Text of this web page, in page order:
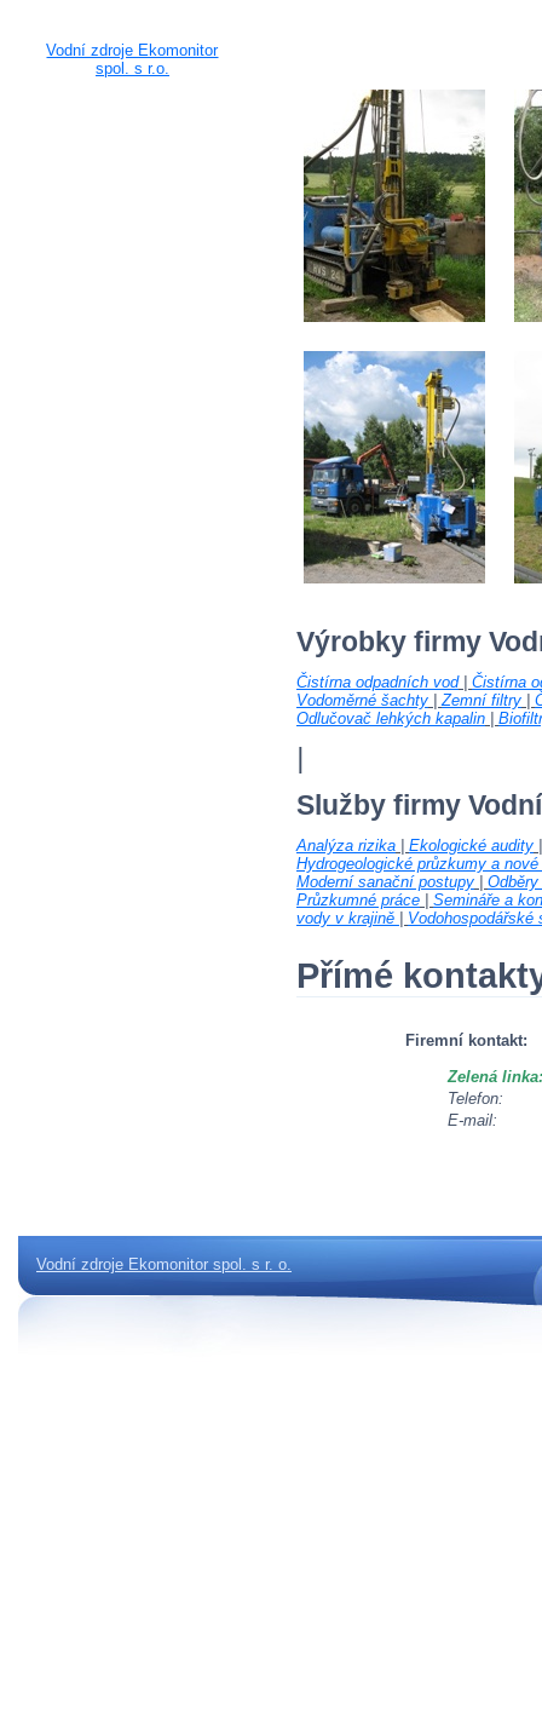
Výrobky firmy
Čistírna odpadních vod| Čistírna
Vodoměrné šachty |Zemní filtry
Odlučovač lehkých kapalin
Služby firmy
Analýza rizika Ekologické audity
Hydrogeologické průzkumy a
Moderní sanační postupy
Průzkumné práce
Semináře a
vody v krajině
Vodohospodářské
Přímé
Firemní kontakt:
Zelená linka:
Telefon:
E-mail:
Vodní zdroje Ekomonitor
spol. s r.o.
Vodní zdroje Ekomonitor spol. s r. o.